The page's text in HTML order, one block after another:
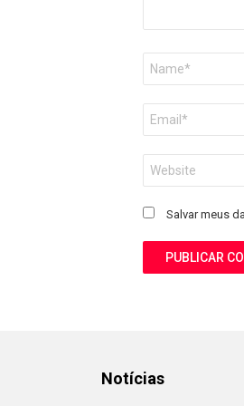
mail
*
Salvar meus
Notícias